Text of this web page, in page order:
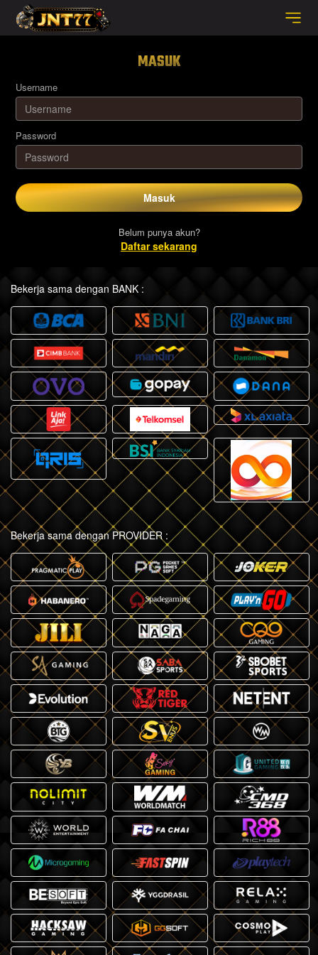
MASUK
Username
Password
Masuk
Belum punya akun?
Daftar sekarang
Bekerja sama dengan BANK :
Bekerja sama dengan PROVIDER :